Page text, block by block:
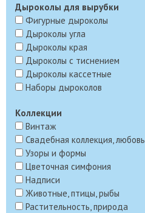
Дыроколы для вырубки
Фигурные дыроколы
Дыроколы угла
Дыроколы края
Дыроколы с тиснением
Дыроколы кассетные
Наборы дыроколов
Коллекции
Винтаж
Свадебная коллекция, любовь
Узоры и формы
Цветочная симфония
Надписи
Животные, птицы, рыбы
Растительность, природа